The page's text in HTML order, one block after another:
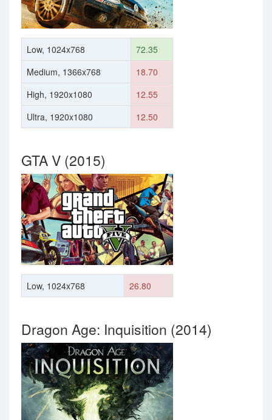
Low, 1024x768
72.35
Medium, 1366x768
18.70
High, 1920x1080
12.55
Ultra, 1920x1080
12.50
GTA V (2015)
Low, 1024x768 26.80
Dragon Age: Inquisition (2014)